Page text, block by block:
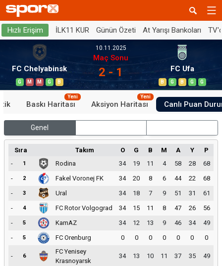
Hızlı Erişim İLK11 KUR Günün Özeti At Yarışı Bankoları
FC Chelyabinsk
G M M G B
10.11.2025
Maç Sonu
2 - 1 FC Ufa
B G B G G
Baskı Haritası
Yeni
Aksiyon Haritası
Yeni
Canlı Puan
Genel
Sıra Takım O G B M A Y
P
-
1 Rodina 34 19 11 4 58 28
68
-
2 Fakel Voronej FK 34 20 8 6 44 22
68
-
3 Ural 34 18 7 9 51 31
61
-
4 FC Rotor Volgograd 34 15 11 8 47 26
56
-
5 KamAZ 34 12 13 9 46 34
49
-
5 FC Orenburg 0 0 0 0 0 0 0
- 6
FC Yenisey
Krasnoyarsk
34 13 10 11 37 35 49